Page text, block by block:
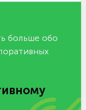
больше обо